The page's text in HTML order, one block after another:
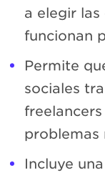
a elegir
funcionan
Permite
sociales
problemas
Incluye